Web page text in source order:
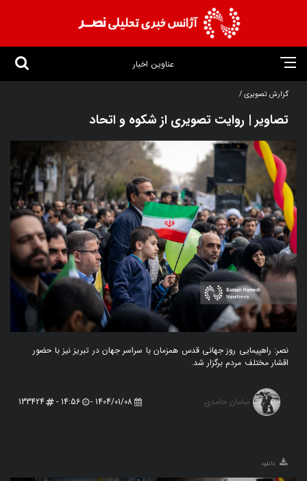
عناوین اخبار
گزارش تصویری /
تصاویر | روایت تصویری از شکوه و اتحاد
نصر: راهپیمایی روز جهانی قدس همزمان با سراسر جهان در تبریز نیز با حضور
اقشار مختلف مردم برگزار شد.
سامان حامدی 1404/01/08 -
14:56 -
133424
دانلود